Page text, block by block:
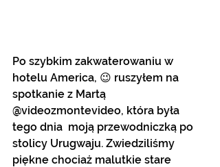
Po szybkim zakwaterowaniu w
hotelu America, 😉 ruszyłem na
spotkanie z Martą
@videozmontevideo, która była
tego dnia  moją przewodniczką po
stolicy Urugwaju. Zwiedziliśmy
piękne chociaż malutkie stare